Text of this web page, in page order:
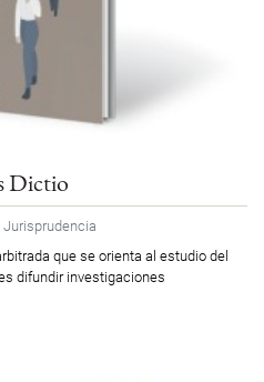
Dictio
Jurisprudencia
que se orienta al estudio del
difundir investigaciones